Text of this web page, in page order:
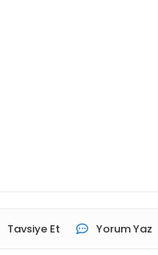
Tavsiye Et Yorum Yaz